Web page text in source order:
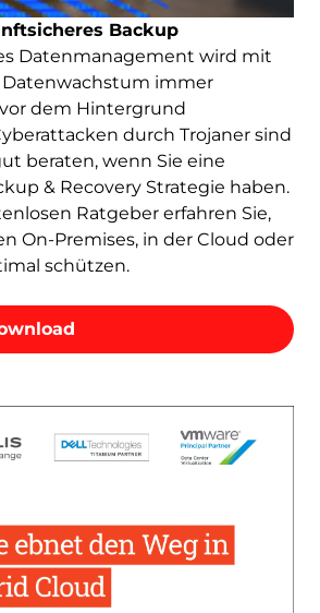
Backup
Datenmanagement wird mit
immer
dem Hintergrund
durch Trojaner sind
beraten, wenn Sie eine
& Recovery Strategie haben.
Ratgeber erfahren Sie,
On-Premises, in der Cloud oder
schützen.